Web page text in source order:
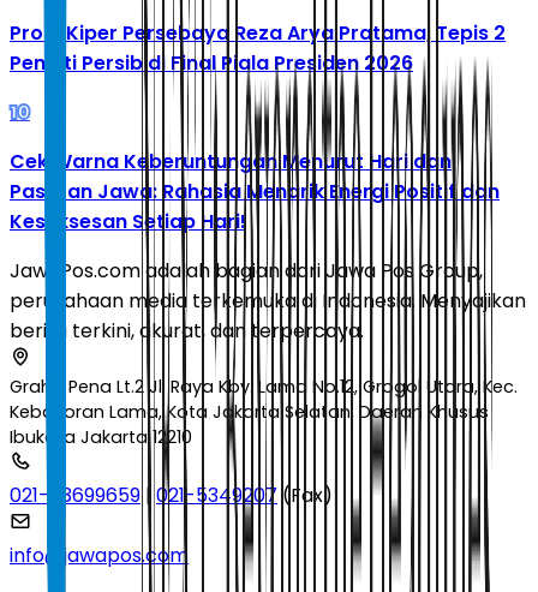
Profil Kiper Persebaya Reza Arya Pratama, Tepis 2
Penalti Persib di Final Piala Presiden 2026
10
Cek Warna Keberuntungan Menurut Hari dan
Pasaran Jawa: Rahasia Menarik Energi Positif dan
Kesuksesan Setiap Hari!
JawaPos.com adalah bagian dari Jawa Pos Group,
perusahaan media terkemuka di Indonesia. Menyajikan
berita terkini, akurat, dan terpercaya.
Graha Pena Lt.2 Jl. Raya Kby. Lama No.12, Grogol Utara, Kec.
Kebayoran Lama, Kota Jakarta Selatan, Daerah Khusus
Ibukota Jakarta 12210
021-53699659 | 021-5349207 (Fax)
info@jawapos.com